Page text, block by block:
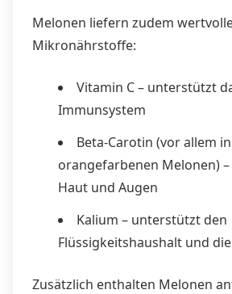
Melonen liefern zudem
Mikronährstoffe:
Vitamin C – unterstützt
Immunsystem
Beta-Carotin (vor allem in
orangefarbenen Melonen)
Haut und Augen
Kalium – unterstützt den
Flüssigkeitshaushalt und
Zusätzlich enthalten Melonen